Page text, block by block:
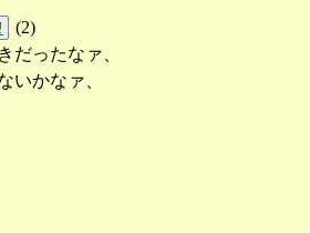
(2)
だったなァ、
いかなァ、